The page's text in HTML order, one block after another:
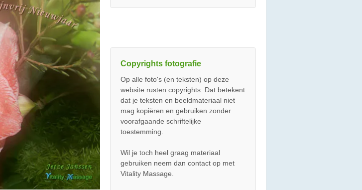
Copyrights fotografie
Op alle foto's (en teksten) op deze
website rusten copyrights. Dat betekent
dat je teksten en beeldmateriaal niet
mag kopiëren en gebruiken zonder
voorafgaande schriftelijke
toestemming.
Wil je toch heel graag materiaal
gebruiken neem dan contact op met
Vitality Massage.